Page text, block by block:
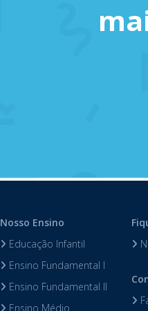
Nosso Ensino
Educação Infantil
Ensino Fundamental I
Ensino Fundamental II
Ensino Médio